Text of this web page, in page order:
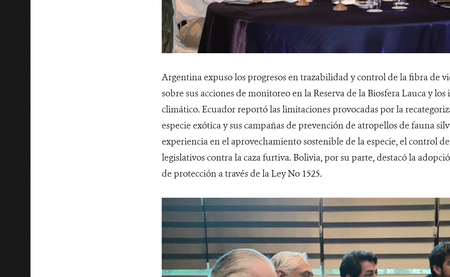
Argentina expuso los progresos en trazabilidad y control de la fibra de
sobre sus acciones de monitoreo en la Reserva de la Biosfera Lauca y
climático. Ecuador reportó las limitaciones provocadas por la
especie exótica y sus campañas de prevención de atropellos de fauna
experiencia en el aprovechamiento sostenible de la especie, el control de
legislativos contra la caza furtiva. Bolivia, por su parte, destacó la
de protección a través de la Ley No 1525.